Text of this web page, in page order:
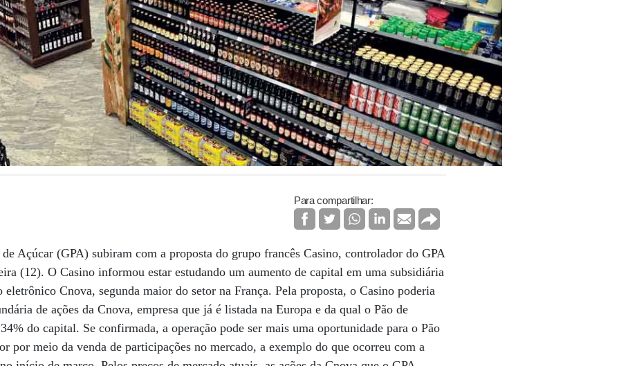
Para compartilhar:
Açúcar (GPA) subiram com a proposta do grupo francês Casino, controlador do GPA
(12). O Casino informou estar estudando um aumento de capital em uma subsidiária
eletrônico Cnova, segunda maior do setor na França. Pela proposta, o Casino poderia
de ações da Cnova, empresa que já é listada na Europa e da qual o Pão de
do capital. Se confirmada, a operação pode ser mais uma oportunidade para o Pão
por meio da venda de participações no mercado, a exemplo do que ocorreu com a